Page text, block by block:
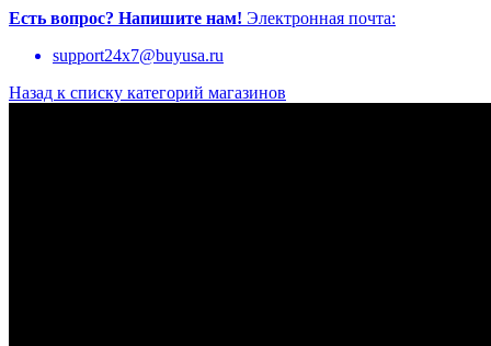
Есть вопрос? Напишите нам! Электронная почта:
support24x7@buyusa.ru
Назад к списку категорий магазинов